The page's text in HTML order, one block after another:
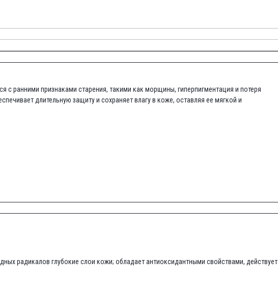
ранними признаками старения, такими как морщины, гиперпигментация и потеря
длительную защиту и сохраняет влагу в коже, оставляя ее мягкой и
радикалов глубокие слои кожи; обладает антиоксидантными свойствами, действует